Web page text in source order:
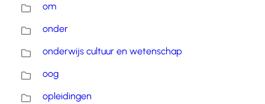
om
onder
onderwijs cultuur en wetenschap
oog
opleidingen